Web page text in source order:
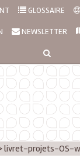
GLOSSAIRE
NEWSLETTER
livret-projets-OS-